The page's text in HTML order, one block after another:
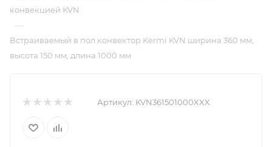
конвекцией KVN
—
Встраиваемый в пол конвектор Kermi KVN ширина 360 мм,
высота 150 мм, длина 1000 мм
Артикул: KVN361501000XXX